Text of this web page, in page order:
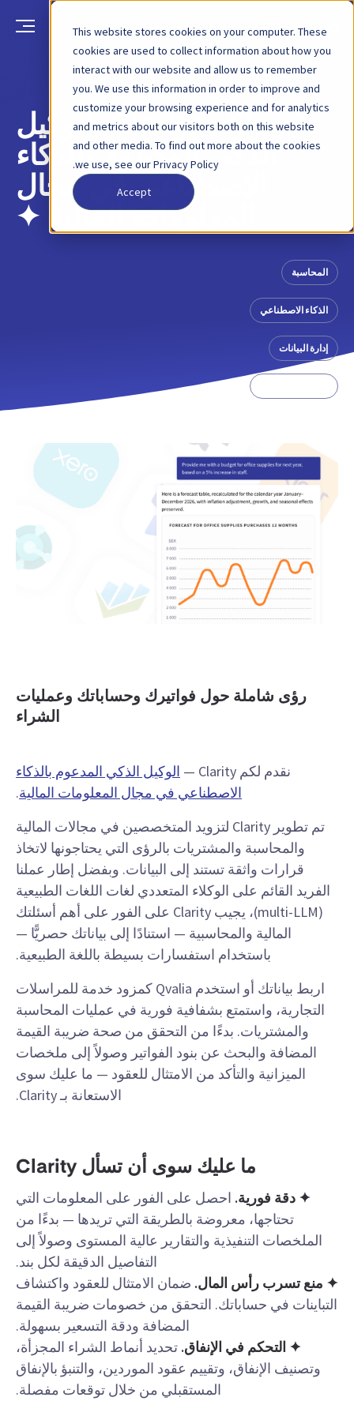
This website stores cookies on your computer. These
cookies are used to collect information about how you
interact with our website and allow us to remember
you. We use this information in order to improve and
customize your browsing experience and for analytics
and metrics about our visitors both on this website
and other media. To find out more about the cookies
we use, see our Privacy Policy.
Accept
العودةمنشور مدونة 18 يونيو 2025
نقدم لكم Clarity: الوكيل
الذكي المدعوم بالذكاء
الاصطناعي في مجال
المعلومات المالية ✦
المحاسبة
الذكاء الاصطناعي
إدارة البيانات
رؤى شاملة حول فواتيرك وحساباتك وعمليات
الشراء
نقدم لكم Clarity —
الوكيل الذكي المدعوم بالذكاء
الاصطناعي في مجال المعلومات المالية.
تم تطوير Clarity لتزويد المتخصصين في مجالات المالية
والمحاسبة والمشتريات بالرؤى التي يحتاجونها لاتخاذ
قرارات واثقة تستند إلى البيانات. وبفضل إطار عملنا
الفريد القائم على الوكلاء المتعددي لغات اللغات الطبيعية
(multi-LLM)، يجيب Clarity على الفور على أهم أسئلتك
المالية والمحاسبية — استنادًا إلى بياناتك حصريًّا —
باستخدام استفسارات بسيطة باللغة الطبيعية.
اربط بياناتك أو استخدم Qvalia كمزود خدمة للمراسلات
التجارية، واستمتع بشفافية فورية في عمليات المحاسبة
والمشتريات. بدءًا من التحقق من صحة ضريبة القيمة
المضافة والبحث عن بنود الفواتير وصولاً إلى ملخصات
الميزانية والتأكد من الامتثال للعقود — ما عليك سوى
الاستعانة بـ Clarity.
ما عليك سوى أن تسأل Clarity
✦ دقة فورية. احصل على الفور على المعلومات التي
تحتاجها، معروضة بالطريقة التي تريدها — بدءًا من
الملخصات التنفيذية والتقارير عالية المستوى وصولاً إلى
التفاصيل الدقيقة لكل بند.
✦ منع تسرب رأس المال. ضمان الامتثال للعقود واكتشاف
التباينات في حساباتك. التحقق من خصومات ضريبة القيمة
المضافة ودقة التسعير بسهولة.
✦ التحكم في الإنفاق. تحديد أنماط الشراء المجزأة،
وتصنيف الإنفاق، وتقييم عقود الموردين، والتنبؤ بالإنفاق
المستقبلي من خلال توقعات مفصلة.